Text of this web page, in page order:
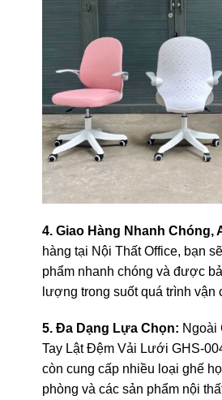
4. Giao Hàng Nhanh Chóng,
hàng tại Nội Thất Office, bạn
phẩm nhanh chóng và được
lượng trong suốt quá trình vận
5. Đa Dạng Lựa Chọn: Ngoài
Tay Lật Đệm Vải Lưới GHS-
còn cung cấp nhiều loại ghế
phòng và các sản phẩm nội